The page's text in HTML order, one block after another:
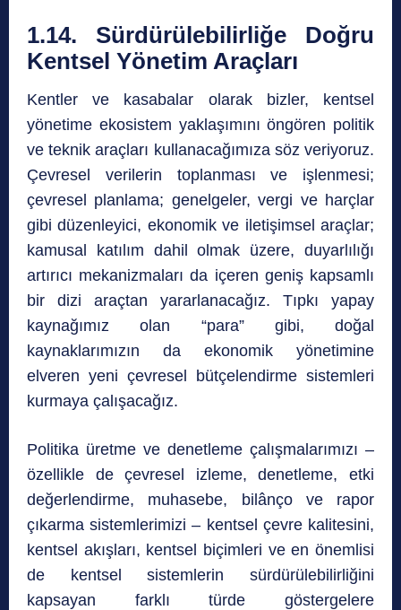
1.14. Sürdürülebilirliğe Doğru
Kentsel Yönetim Araçları
Kentler ve kasabalar olarak bizler, kentsel
yönetime ekosistem yaklaşımını öngören politik
ve teknik araçları kullanacağımıza söz veriyoruz.
Çevresel verilerin toplanması ve işlenmesi;
çevresel planlama; genelgeler, vergi ve harçlar
gibi düzenleyici, ekonomik ve iletişimsel araçlar;
kamusal katılım dahil olmak üzere, duyarlılığı
artırıcı mekanizmaları da içeren geniş kapsamlı
bir dizi araçtan yararlanacağız. Tıpkı yapay
kaynağımız olan “para” gibi, doğal
kaynaklarımızın da ekonomik yönetimine
elveren yeni çevresel bütçelendirme sistemleri
kurmaya çalışacağız.
Politika üretme ve denetleme çalışmalarımızı –
özellikle de çevresel izleme, denetleme, etki
değerlendirme, muhasebe, bilânço ve rapor
çıkarma sistemlerimizi – kentsel çevre kalitesini,
kentsel akışları, kentsel biçimleri ve en önemlisi
de kentsel sistemlerin sürdürülebilirliğini
kapsayan farklı türde göstergelere